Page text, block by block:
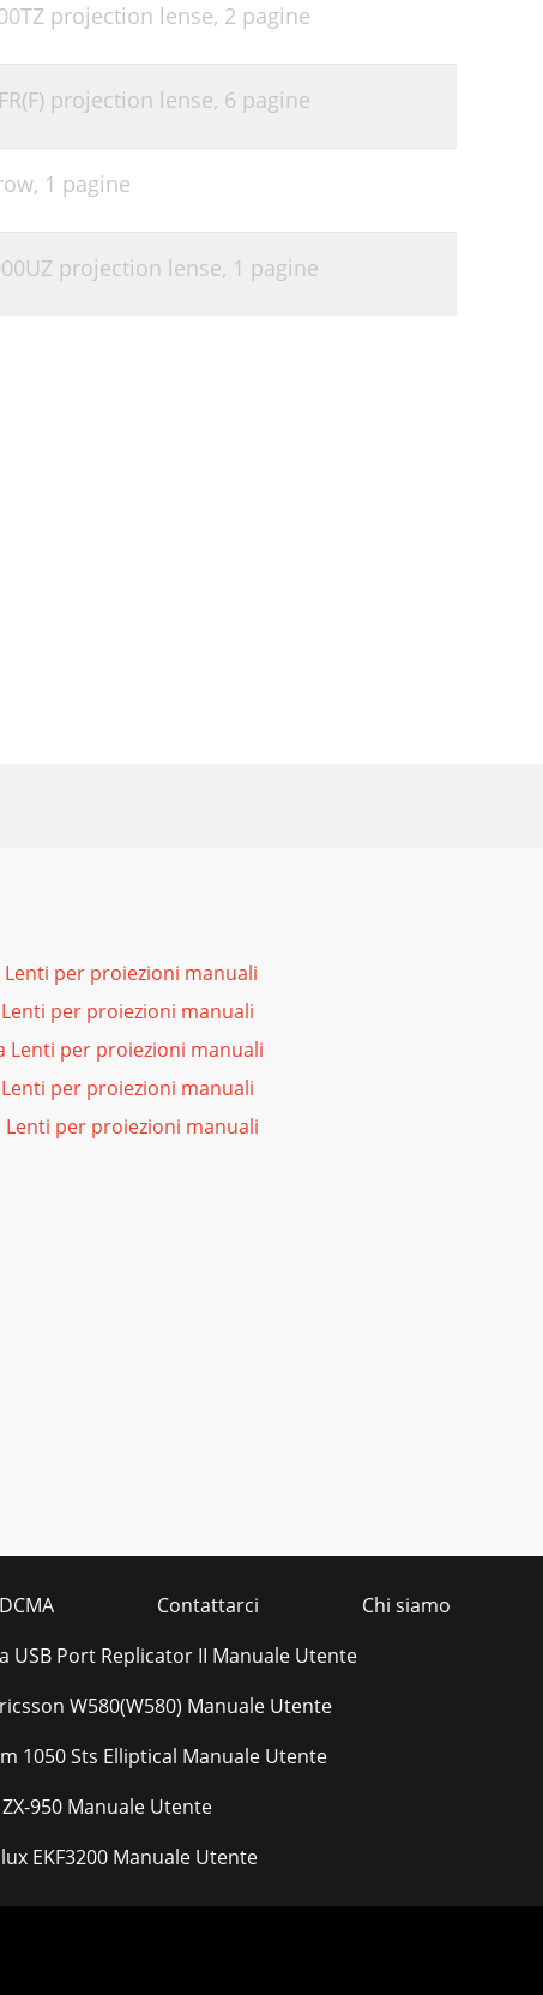
projection lense, 2 pagine
projection lense, 6 pagine
1 pagine
projection lense, 1 pagine
Lenti per proiezioni manuali
per proiezioni manuali
Lenti per proiezioni manuali
per proiezioni manuali
Lenti per proiezioni manuali
DCMA Contattarci
Chi siamo
USB Port Replicator II Manuale Utente
W580(W580) Manuale Utente
1050 Sts Elliptical Manuale Utente
950 Manuale Utente
EKF3200 Manuale Utente